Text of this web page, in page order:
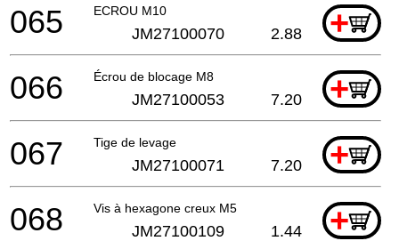
ECROU M10 +
065 JM27100070 2.88
Écrou de blocage M8 +
066 JM27100053 7.20
Tige de levage +
067 JM27100071 7.20
Vis à hexagone creux M5 +
068 JM27100109 1.44